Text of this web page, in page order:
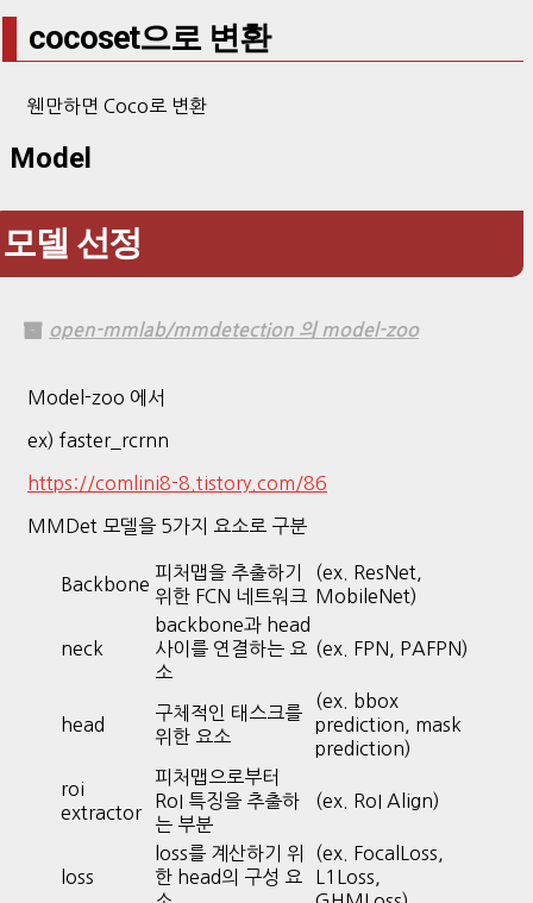
cocoset으로 변환
웬만하면 Coco로 변환
Model
모델 선정
open-mmlab/mmdetection 의 model-zoo
Model-zoo 에서
ex) faster_rcrnn
https://comlini8-8.tistory.com/86
MMDet 모델을 5가지 요소로 구분
Backbone
피처맵을 추출하기
위한 FCN 네트워크
(ex. ResNet,
MobileNet)
neck
backbone과 head
사이를 연결하는 요
소
(ex. FPN, PAFPN)
head
구체적인 태스크를
위한 요소
(ex. bbox
prediction, mask
prediction)
roi
extractor
피처맵으로부터
RoI 특징을 추출하
는 부분
(ex. RoI Align)
loss
loss를 계산하기 위
한 head의 구성 요
(ex. FocalLoss,
L1Loss,